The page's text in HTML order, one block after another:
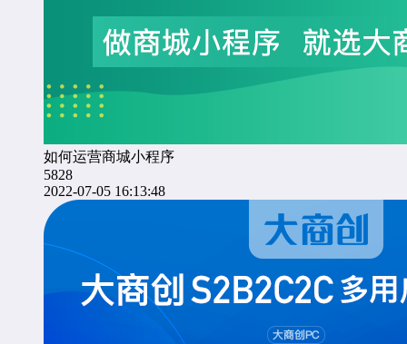
如何运营商城小程序
5828
2022-07-05 16:13:48